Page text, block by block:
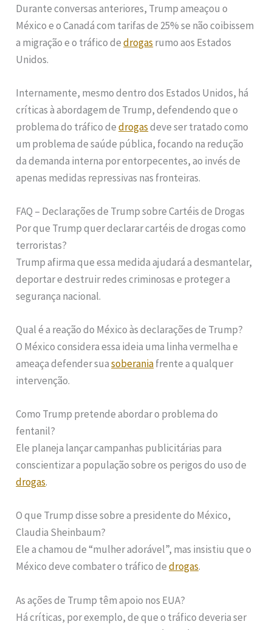
Durante conversas anteriores, Trump ameaçou o
México e o Canadá com tarifas de 25% se não coibissem
a migração e o tráfico dedrogas rumo aos Estados
Unidos.
Internamente, mesmo dentro dos Estados Unidos, há
críticas à abordagem de Trump, defendendo que o
problema do tráfico dedrogasdeve ser tratado como
um problema de saúde pública, focando na redução
da demanda interna por entorpecentes, ao invés de
apenas medidas repressivas nas fronteiras.
FAQ – Declarações de Trump sobre Cartéis de Drogas
Por que Trump quer declarar cartéis de drogas como
terroristas?
Trump afirma que essa medida ajudará a desmantelar,
deportar e destruir redes criminosas e proteger a
segurança nacional.
Qual é a reação do México às declarações de Trump?
O México considera essa ideia uma linha vermelha e
ameaça defender suasoberaniafrente a qualquer
intervenção.
Como Trump pretende abordar o problema do
fentanil?
Ele planeja lançar campanhas publicitárias para
conscientizar a população sobre os perigos do uso de
drogas.
O que Trump disse sobre a presidente do México,
Claudia Sheinbaum?
Ele a chamou de “mulher adorável”, mas insistiu que o
México deve combater o tráfico dedrogas.
As ações de Trump têm apoio nos EUA?
Há críticas, por exemplo, de que o tráfico deveria ser